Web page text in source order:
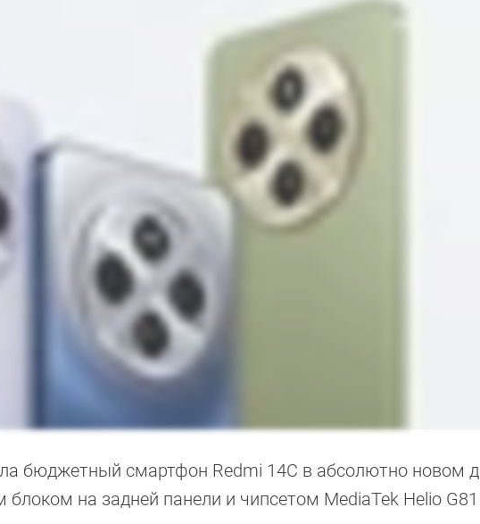
бюджетный смартфон Redmi 14C в абсолютно новом
на задней панели и чипсетом MediaTek Helio